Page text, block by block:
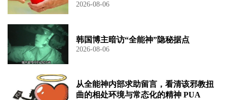
2026-08-06
韩国博主暗访“全能神”隐秘据点
2026-08-06
从全能神内部求助留言，看清该邪教扭
曲的相处环境与常态化的精神 PUA